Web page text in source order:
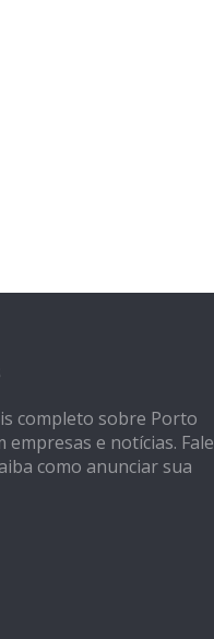
completo sobre Porto
empresas e notícias. Fale
como anunciar sua